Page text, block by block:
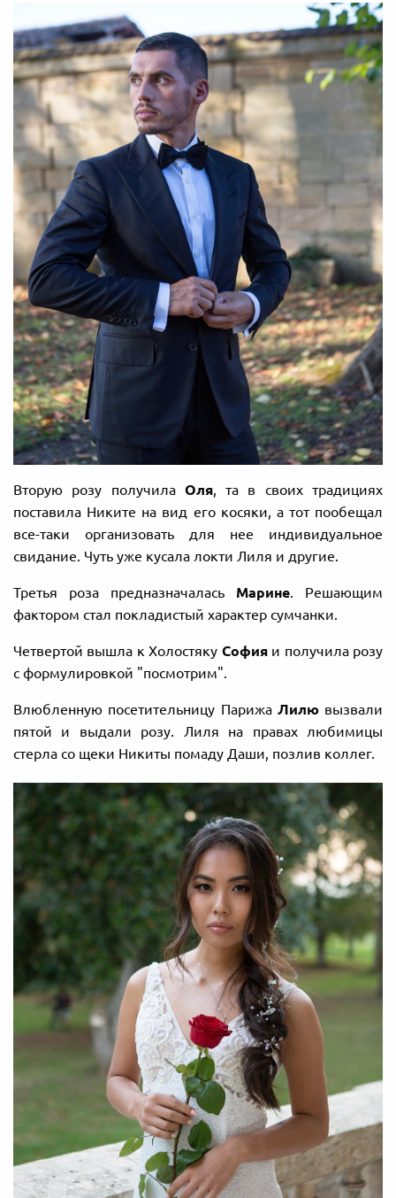
Вторую розу получила Оля, та в своих традициях
поставила Никите на вид его косяки, а тот пообещал
все-таки организовать для нее индивидуальное
свидание. Чуть уже кусала локти Лиля и другие.
Третья роза предназначалась Марине. Решающим
фактором стал покладистый характер сумчанки.
Четвертой вышла к Холостяку Софияи получила розу
с формулировкой "посмотрим".
Влюбленную посетительницу Парижа Лилювызвали
пятой и выдали розу. Лиля на правах любимицы
стерла со щеки Никиты помаду Даши, позлив коллег.